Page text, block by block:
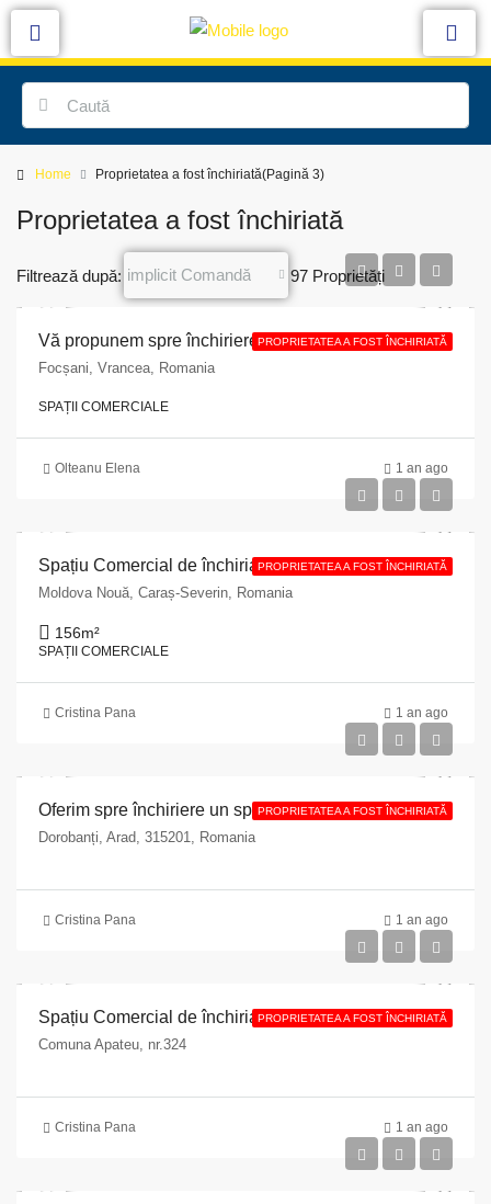
Home Proprietatea a fost închiriată(Pagină 3)
Proprietatea a fost închiriată
97 Proprietăți
Filtrează după: implicit Comandă
PROPRIETATEA A FOST ÎNCHIRIATĂ
Vă propunem spre închiriere un spațiu comercial situat în Municipiul Focșani, Str. Republicii, nr.16, parter, jud Vrancea, 55 mp
Focșani, Vrancea, Romania
SPAȚII COMERCIALE
Olteanu Elena 1 an ago
PROPRIETATEA A FOST ÎNCHIRIATĂ
Spațiu Comercial de închiriat în Moldova Nouă, Str.Nicolae Balcescu nr.27, jud Caraș Severin, sup disponibilă spațiu 156 mp, sub disponibilă teren 580 mp
Moldova Nouă, Caraș-Severin, Romania
156m²
SPAȚII COMERCIALE
Cristina Pana 1 an ago
PROPRIETATEA A FOST ÎNCHIRIATĂOferim spre închiriere un spațiu aflat în Comuna Dorobanți, nr.262, ap.2, 68 mp
Dorobanți, Arad, 315201, Romania
Cristina Pana 1 an ago
PROPRIETATEA A FOST ÎNCHIRIATĂ
Spațiu Comercial de închiriat în Apateu, Comuna Apateu, nr.324, ap.5, parter, 32 mp
Comuna Apateu, nr.324
Cristina Pana 1 an ago